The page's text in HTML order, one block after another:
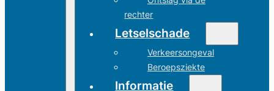
rechter
Letselschade
Verkeersongeval
Beroepsziekte
Informatie